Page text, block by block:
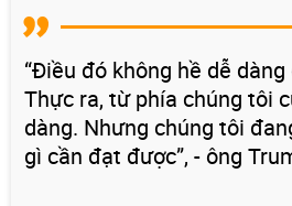
“Điều đó không hề dễ
Thực ra, từ phía chúng tôi
dàng. Nhưng chúng tôi
gì cần đạt được”, - ông